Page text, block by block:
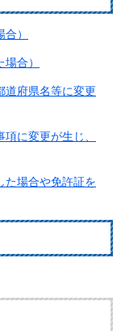
）
合）
道府県名等に変更
に変更が生じ、
た場合や免許証を